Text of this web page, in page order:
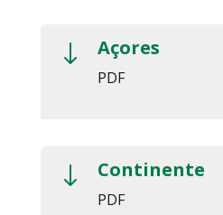
" Açores
PDF
" Continente
PDF